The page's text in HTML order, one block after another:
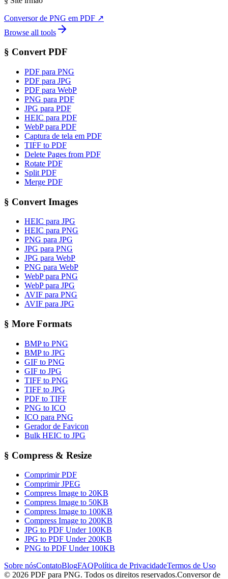
Conversor de PNG em PDF ↗
Browse all tools
§ Convert PDF
PDF para PNG
PDF para JPG
PDF para WebP
PNG para PDF
JPG para PDF
HEIC para PDF
WebP para PDF
Captura de tela em PDF
TIFF to PDF
Delete Pages from PDF
Rotate PDF
Split PDF
Merge PDF
§ Convert Images
HEIC para JPG
HEIC para PNG
PNG para JPG
JPG para PNG
JPG para WebP
PNG para WebP
WebP para PNG
WebP para JPG
AVIF para PNG
AVIF para JPG
§ More Formats
BMP to PNG
BMP to JPG
GIF to PNG
GIF to JPG
TIFF to PNG
TIFF to JPG
PDF to TIFF
PNG to ICO
ICO para PNG
Gerador de Favicon
Bulk HEIC to JPG
§ Compress & Resize
Comprimir PDF
Comprimir JPEG
Compress Image to 20KB
Compress Image to 50KB
Compress Image to 100KB
Compress Image to 200KB
JPG to PDF Under 100KB
JPG to PDF Under 200KB
PNG to PDF Under 100KB
Sobre nósContatoBlogFAQPolítica de PrivacidadeTermos de Uso
© 2026 PDF para PNG. Todos os direitos reservados.Conversor de